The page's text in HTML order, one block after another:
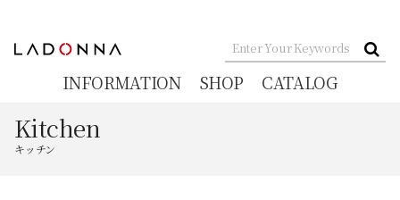
Kitchen
キッチン
INFORMATION SHOP CATALOG